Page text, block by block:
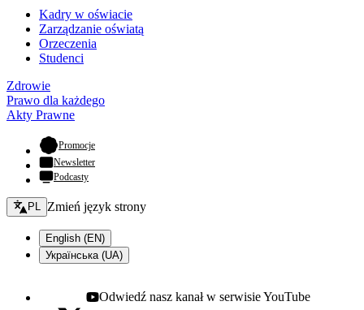
Kadry w oświacie
Zarządzanie oświatą
Orzeczenia
Studenci
Zdrowie
Prawo dla każdego
Akty Prawne
Promocje- otwiera się w nowej karcie
Newsletter
Podcasty
Zmień język - bieżący:
PL Zmień język strony
English (EN)
Українська (UA)
Youtube - otwiera się w nowej karcie
Odwiedź nasz kanał w serwisie YouTube